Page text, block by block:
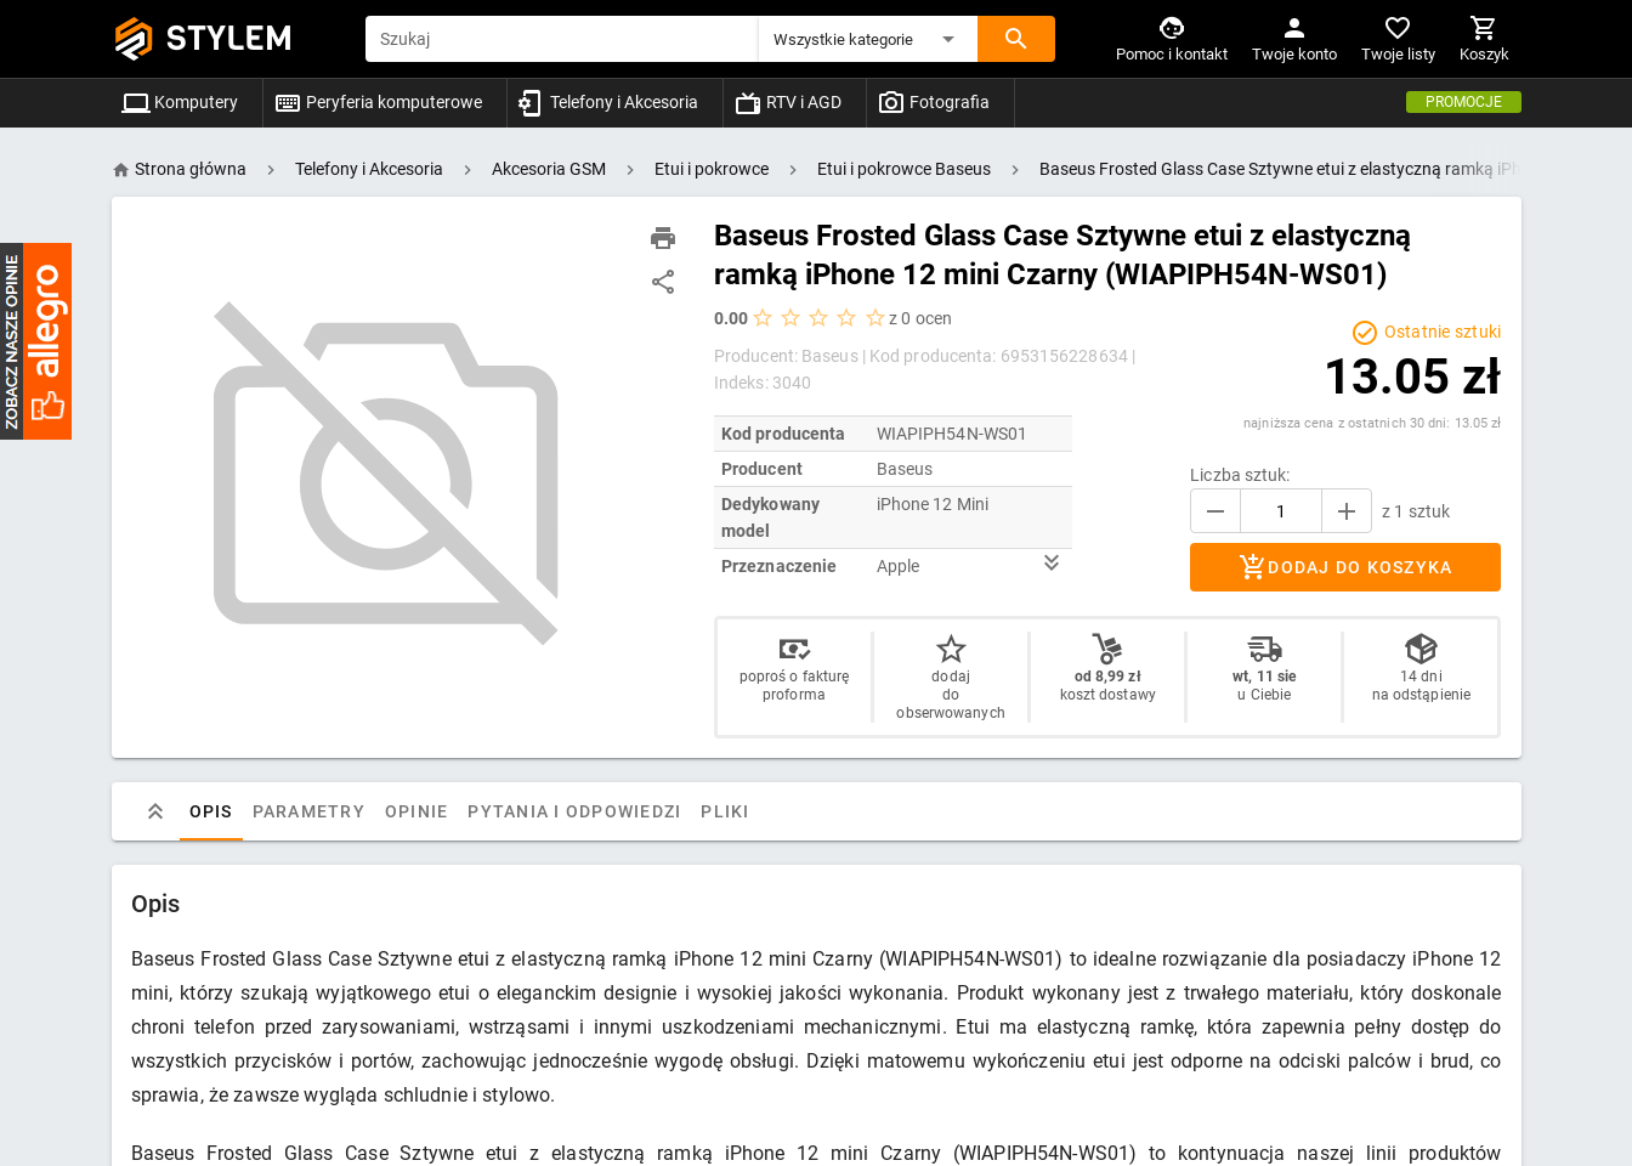
STYLEM Szukaj Wszystkie kategorie
Pomoc i kontakt Twoje konto Twoje listy Koszyk
Komputery Peryferia komputerowe Telefony i Akcesoria RTV i AGD Fotografia PROMOCJE
Strona główna Telefony i Akcesoria Akcesoria GSM Etui i pokrowce Etui i pokrowce Baseus Baseus Frosted Glass Case Sztywne etui z elastyczną ramką iPhone 12 mini
Baseus Frosted Glass Case Sztywne etui z elastyczną
ramką iPhone 12 mini Czarny (WIAPIPH54N-WS01)
0.00
z 0 ocen
Producent: Baseus | Kod producenta: 6953156228634 |
Indeks: 3040
Kod producenta
WIAPIPH54N-WS01
Producent
Baseus
Dedykowany
model
iPhone 12 Mini
Przeznaczenie Apple
Ostatnie sztuki
13.05 zł
najniższa cena z ostatnich 30 dni: 13.05 zł
Liczba sztuk:
z 1 sztuk
DODAJ DO KOSZYKA
poproś o fakturę
proforma
dodaj
do
obserwowanych
od 8,99 zł
koszt dostawy
wt, 11 sie
u Ciebie
14 dni
na odstąpienie
OPIS PARAMETRY OPINIE PYTANIA I ODPOWIEDZI PLIKI
Opis
Baseus Frosted Glass Case Sztywne etui z elastyczną ramką iPhone 12 mini Czarny (WIAPIPH54N-WS01) to idealne rozwiązanie dla posiadaczy iPhone 12
mini, którzy szukają wyjątkowego etui o eleganckim designie i wysokiej jakości wykonania. Produkt wykonany jest z trwałego materiału, który doskonale
chroni telefon przed zarysowaniami, wstrząsami i innymi uszkodzeniami mechanicznymi. Etui ma elastyczną ramkę, która zapewnia pełny dostęp do
wszystkich przycisków i portów, zachowując jednocześnie wygodę obsługi. Dzięki matowemu wykończeniu etui jest odporne na odciski palców i brud, co
sprawia, że zawsze wygląda schludnie i stylowo.
Baseus Frosted Glass Case Sztywne etui z elastyczną ramką iPhone 12 mini Czarny (WIAPIPH54N-WS01) to kontynuacja naszej linii produktów